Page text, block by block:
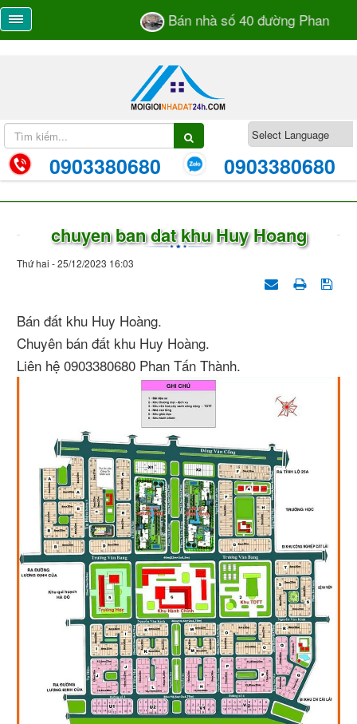
Bán nhà số 40 đường Phan Bá
0903380680 0903380680
chuyen ban dat khu Huy Hoang
Thứ hai - 25/12/2023 16:03
Bán đất khu Huy Hoàng.
Chuyên bán đất khu Huy Hoàng.
Liên hệ 0903380680 Phan Tấn Thành.